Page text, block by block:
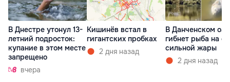
В Днестре утонул 13-
летний подросток:
купание в этом месте
запрещено
вчера
Кишинёв встал в
гигантских пробках
2 дня назад
В Данченском
гибнет рыба на
сильной жары
2 дня назад